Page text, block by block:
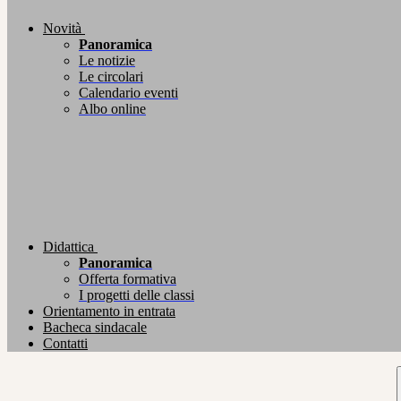
Novità
Panoramica
Le notizie
Le circolari
Calendario eventi
Albo online
Didattica
Panoramica
Offerta formativa
I progetti delle classi
Orientamento in entrata
Bacheca sindacale
Contatti